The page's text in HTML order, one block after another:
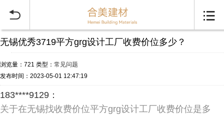
 
无锡优秀3719平方grg设计工厂收费价位多少？
浏览量：721 类型： 常见问题
发布时间：2023-05-01 12:47:19
183****9129：
关于在无锡找收费价位平方grg设计工厂收费价位是多